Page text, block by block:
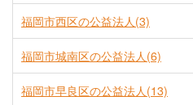
福岡市西区の公益法人(3)
福岡市城南区の公益法人(6)
福岡市早良区の公益法人(13)